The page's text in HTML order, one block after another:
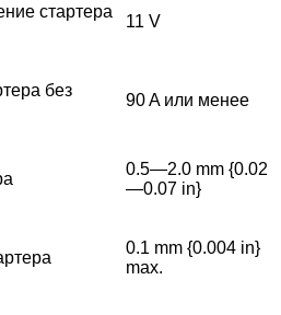
стартера
11 V
без
90 A или менее
0.5—2.0 mm {0.02
—0.07 in}
0.1 mm {0.004 in}
max.